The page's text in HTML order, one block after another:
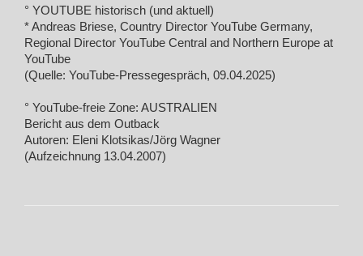
° YOUTUBE historisch (und aktuell)
* Andreas Briese, Country Director YouTube Germany,
Regional Director YouTube Central and Northern Europe at
YouTube
(Quelle: YouTube-Pressegespräch, 09.04.2025)
° YouTube-freie Zone: AUSTRALIEN
Bericht aus dem Outback
Autoren: Eleni Klotsikas/Jörg Wagner
(Aufzeichnung 13.04.2007)